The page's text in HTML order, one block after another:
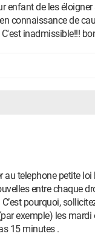
enfant de les
connaissance de
inadmissible!!!
au telephone petite
entre chaque
pourquoi,
exemple) les mardi
15 minutes .